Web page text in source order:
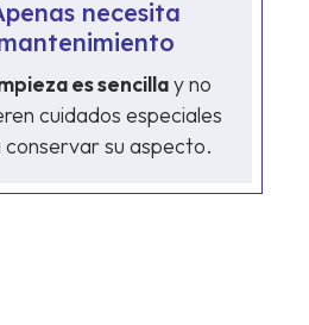
necesita
es sencillay no
cuidados especiales
conservar su aspecto.